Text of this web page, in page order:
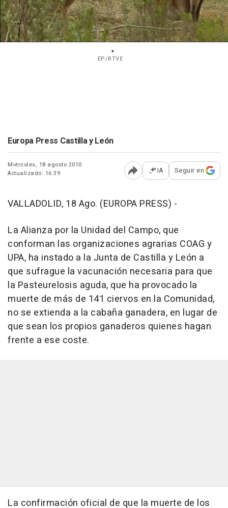
EP/RTVE
Europa Press Castilla y León
Miércoles, 18 agosto 2010
Actualizado: 16:39
Abrir opciones para
IA Seguir en
VALLADOLID, 18 Ago. (EUROPA PRESS) -
La Alianza por la Unidad del Campo, que
conforman las organizaciones agrarias COAG y
UPA, ha instado a la Junta de Castilla y León a
que sufrague la vacunación necesaria para que
la Pasteurelosis aguda, que ha provocado la
muerte de más de 141 ciervos en la Comunidad,
no se extienda a la cabaña ganadera, en lugar de
que sean los propios ganaderos quienes hagan
frente a ese coste.
La confirmación oficial de que la muerte de los